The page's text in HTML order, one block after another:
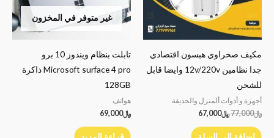
مكيف صحراوي هبسون اقتصادي
جدا نظامين 12v/220v وايضا قابل
للشحن
أجهزة و أدوات ألمنزل والحديقة
﷼77,000﷼67,000
غير متوفر في المخزون
تابلت بنظام ويندوز 10 برو
Microsoft surface 4 pro ذاكرة
128GB
هواتف
﷼69,000